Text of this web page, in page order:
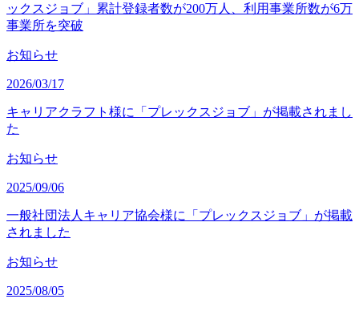
ックスジョブ」累計登録者数が200万人、利用事業所数が6万
事業所を突破
お知らせ
2026/03/17
キャリアクラフト様に「プレックスジョブ」が掲載されまし
た
お知らせ
2025/09/06
一般社団法人キャリア協会様に「プレックスジョブ」が掲載
されました
お知らせ
2025/08/05